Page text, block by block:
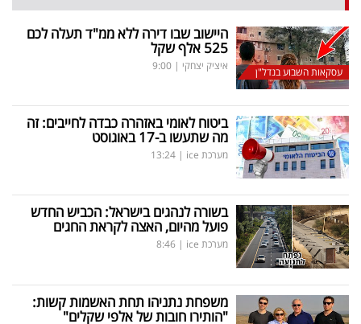
עסקאות השבוע בנדל"ן
היישוב שבו דירה ללא ממ"ד תעלה לכם
525 אלף שקל
איציק יצחקי |
9:00
ביטוח לאומי באזהרה כבדה לחייבים: זה
מה שתעשו ב-17 באוגוסט
מערכת ice |
13:24
בשורה לנהגים בישראל: הכביש החדש
פועל מהיום, האצה לקראת החגים
מערכת ice |
8:46
משפחת נתניהו תחת האשמות קשות:
"הותירו חובות של אלפי שקלים"